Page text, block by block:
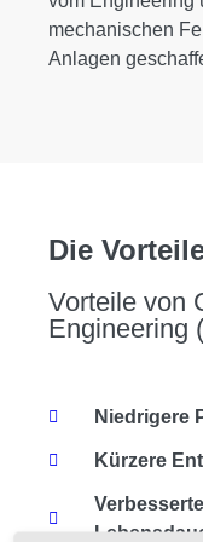
mechanischen
Anlagen
Die
Vorteile von
Engineering
Niedrigere
Kürzere